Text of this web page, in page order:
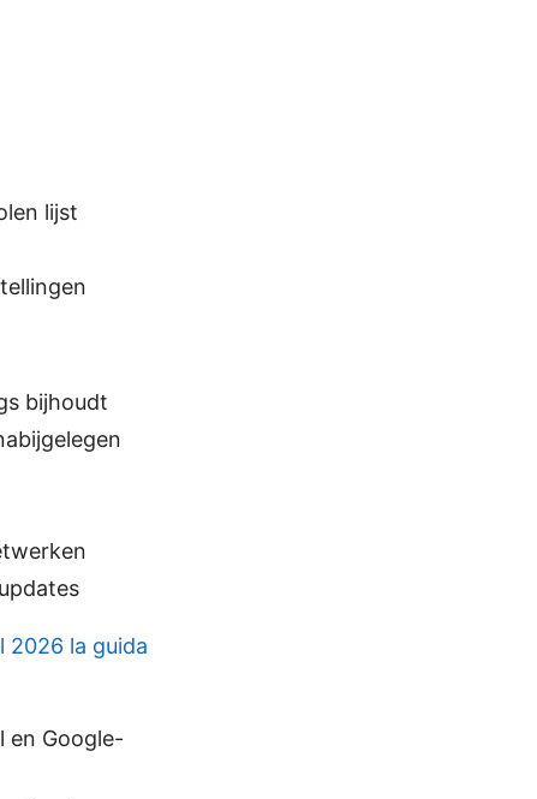
lijst
bijhoudt
2026 la guida
en Google-